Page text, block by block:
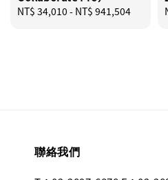
Regular
NT$ 34,010 - NT$ 941,504
聯絡我們